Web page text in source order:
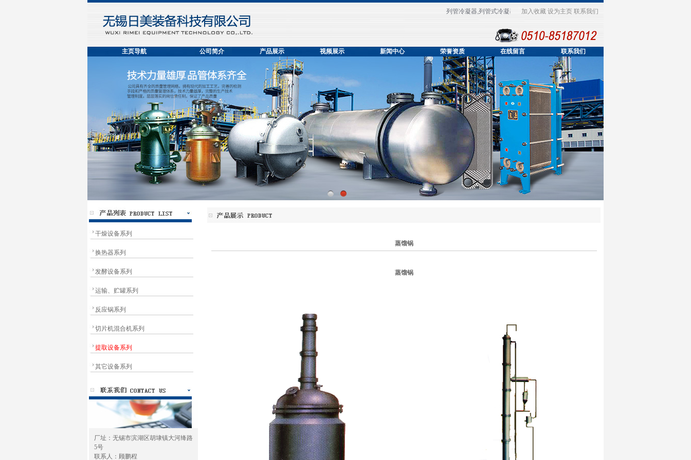
列管冷凝器,列管式冷凝器哪家好,欢迎您来到无锡日美装备科技有限公司企业网站！
加入收藏 设为主页 联系我们
主页导航 公司简介 产品展示 视频展示 新闻中心 荣誉资质 在线留言 联系我们
干燥设备系列
换热器系列
发酵设备系列
运输、贮罐系列
反应锅系列
切片机混合机系列
提取设备系列
其它设备系列
厂址：无锡市滨湖区胡埭镇大河绛路
5号
联系人：顾鹏程
蒸馏锅
蒸馏锅